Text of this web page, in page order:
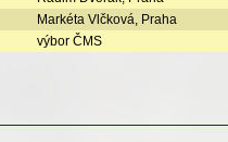
Markéta Vlčková, Praha
výbor ČMS